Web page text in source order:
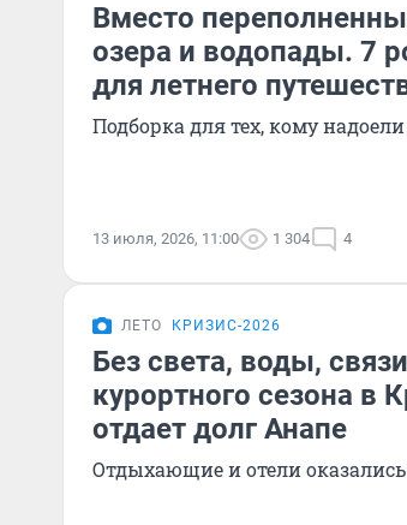
Вместо
озера и водопады. 7
для летнего
Подборка для тех, кому
13 июля, 2026, 11:00 1 304 4
ЛЕТО КРИЗИС-2026
Без света, воды,
курортного сезона в
отдает долг Анапе
Отдыхающие и отели